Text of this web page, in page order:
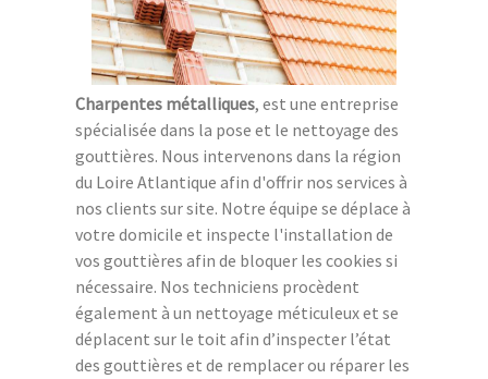
Charpentes métalliques, est une entreprise
spécialisée dans la pose et le nettoyage des
gouttières. Nous intervenons dans la région
du Loire Atlantique afin d'offrir nos services à
nos clients sur site. Notre équipe se déplace à
votre domicile et inspecte l'installation de
vos gouttières afin de bloquer les cookies si
nécessaire. Nos techniciens procèdent
également à un nettoyage méticuleux et se
déplacent sur le toit afin d’inspecter l’état
des gouttières et de remplacer ou réparer les